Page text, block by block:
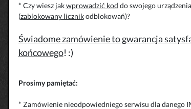
* Czy wiesz jakwprowadzić kod do swojego
(zablokowany licznikodblokowań)?
Świadome zamówienie to gwarancja
końcowego! :)
Prosimy pamiętać:
* Zamówienie nieodpowiedniego serwisu dla danego